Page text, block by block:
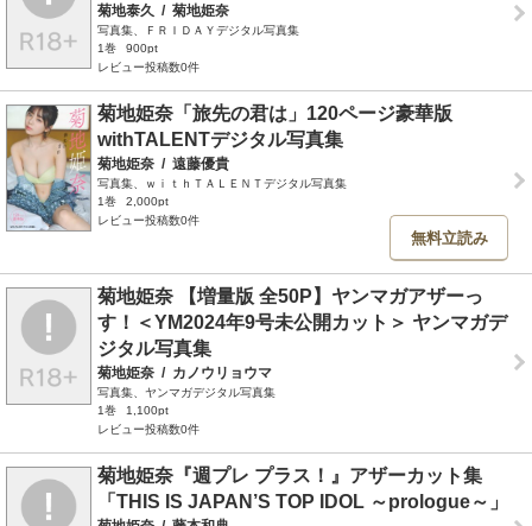
菊地泰久 / 菊地姫奈
写真集、ＦＲＩＤＡＹデジタル写真集
1巻
900pt
レビュー投稿数0件
菊地姫奈「旅先の君は」120ページ豪華版
withTALENTデジタル写真集
菊地姫奈 / 遠藤優貴
写真集、ｗｉｔｈＴＡＬＥＮＴデジタル写真集
1巻
2,000pt
レビュー投稿数0件
無料立読み
菊地姫奈 【増量版 全50P】ヤンマガアザーっ
す！＜YM2024年9号未公開カット＞ ヤンマガデ
ジタル写真集
菊地姫奈 / カノウリョウマ
写真集、ヤンマガデジタル写真集
1巻
1,100pt
レビュー投稿数0件
菊地姫奈『週プレ プラス！』アザーカット集
「THIS IS JAPAN’S TOP IDOL ～prologue～」